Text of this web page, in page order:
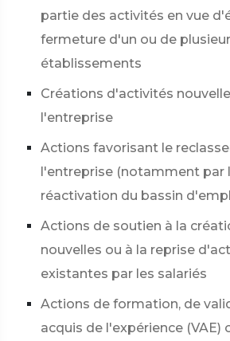
partie des activités en vue
fermeture d'un ou de
établissements
Créations d'activités
l'entreprise
Actions favorisant le
l'entreprise (notamment par
réactivation du bassin
Actions de soutien à la
nouvelles ou à la reprise
existantes par les salariés
Actions de formation, de
acquis de l'expérience (VAE)